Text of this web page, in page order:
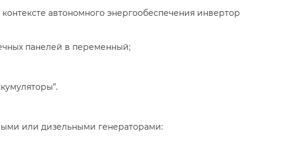
автономного энергообеспечения инвертор
панелей в переменный;
или дизельными генераторами: